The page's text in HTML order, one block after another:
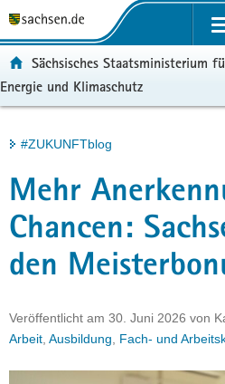
t
a
l
r
g
r
e
e
n
u
p
t
a
l
t
e
r
v
Portalübergreifende
Sächsisches Staatsministerium
Energie und Klimaschutz
Hauptinhalt
#ZUKUNFTblog
Mehr
Chancen:
den
Veröffentlicht am 30. Juni 2026 von
Arbeit Ausbildung Fach- und